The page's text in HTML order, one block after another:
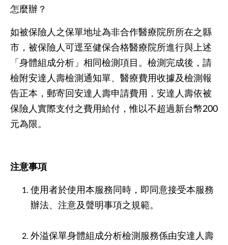
怎麼辦？
如被保險人之保單地址為非合作醫療院所所在之縣
市，被保險人可逕至健保合格醫療院所進行與上述
「身體組成分析」相同檢測項目。檢測完成後，請
檢附安達人壽檢測通知單、醫療費用收據及檢測報
告正本，郵寄回安達人壽申請費用，安達人壽依被
保險人實際支付之費用給付，惟以不超過新台幣200
元為限。
注意事項
使用者於使用本服務同時，即同意接受本服務
辦法、注意及聲明事項之規範。
外溢保單身體組成分析檢測服務係由安達人壽